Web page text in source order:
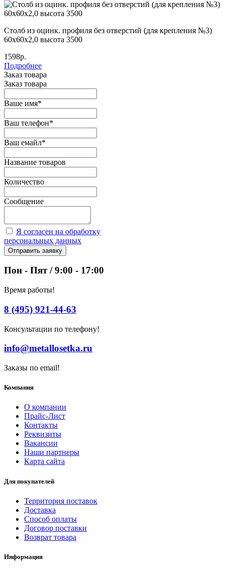
Столб из оцинк. профиля без отверстий (для крепления №3)
60х60х2,0 высота 3500
1598р.
Подробнее
Заказ товара
Заказ товара
Ваше имя*
Ваш телефон*
Ваш емайл*
Название товаров
Количество
Сообщение
Я согласен на обработку
персональных данных
Отправить заявку
Пон - Пят / 9:00 - 17:00
Время работы!
8 (495) 921-44-63
Консультации по телефону!
info@metallosetka.ru
Заказы по email!
Компания
О компании
Прайс-Лист
Контакты
Реквизиты
Вакансии
Наши партнеры
Карта сайта
Для покупателей
Территория поставок
Доставка
Способ оплаты
Договор поставки
Возврат товара
Информация